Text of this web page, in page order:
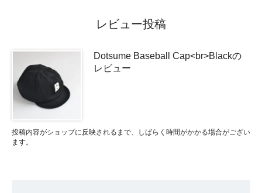
レビュー投稿
Dotsume Baseball Cap<br>Blackの
レビュー
投稿内容がショップに反映されるまで、しばらく時間がかかる場合がござい
ます。